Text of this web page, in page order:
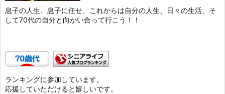
息子の人生、息子に任せ、これからは自分の人生、日々の生活、そ
して70代の自分と向かい合って行こう！！
ランキングに参加しています。
応援していただけると嬉しいです。